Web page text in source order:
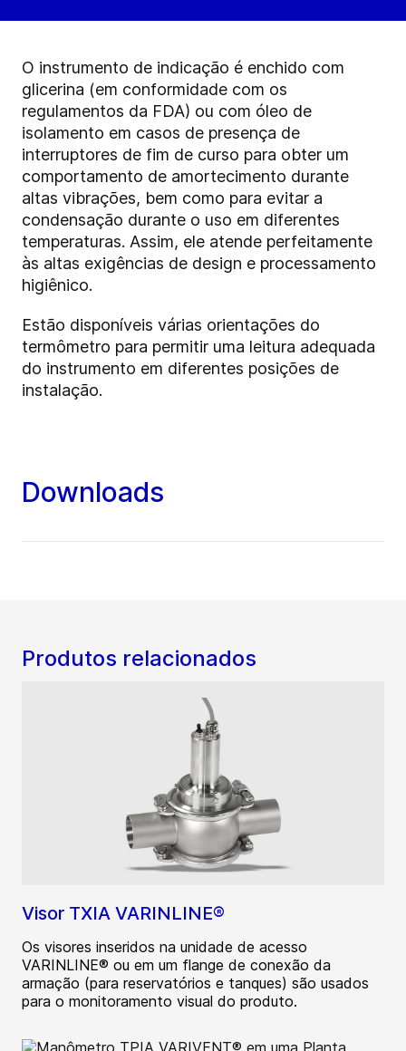
O instrumento de indicação é enchido com
glicerina (em conformidade com os
regulamentos da FDA) ou com óleo de
isolamento em casos de presença de
interruptores de fim de curso para obter um
comportamento de amortecimento durante
altas vibrações, bem como para evitar a
condensação durante o uso em diferentes
temperaturas. Assim, ele atende perfeitamente
às altas exigências de design e processamento
higiênico.
Estão disponíveis várias orientações do
termômetro para permitir uma leitura adequada
do instrumento em diferentes posições de
instalação.
Downloads
Produtos relacionados
Visor TXIA VARINLINE®
Os visores inseridos na unidade de acesso
VARINLINE® ou em um flange de conexão da
armação (para reservatórios e tanques) são usados
para o monitoramento visual do produto.